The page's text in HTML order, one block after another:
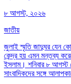
৮ আগস্ট, ২০২৬
জাতীয়
জুলাই স্মৃতি জাদুঘর যেন
কেন্দ্র হয় এমন মন্তব্য
ইসলাম। শনিবার ৮ আগস্ট
সাংবাদিকদের সঙ্গে